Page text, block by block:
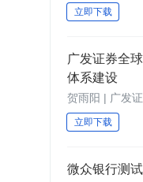
立即下载
广发证券全
体系建设
贺雨阳 | 广发
立即下载
微众银行测